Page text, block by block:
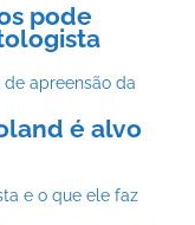
pode
é alvo